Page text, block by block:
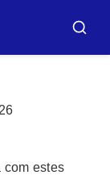
Пошук
com estes